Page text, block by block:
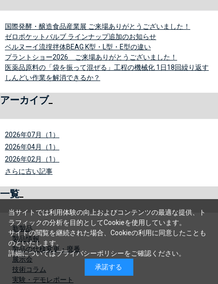
国際発酵・醸造食品産業展 ご来場ありがとうございました！
ゼロポケットバルブ ラインナップ追加のお知らせ
ベルヌーイ流撹拌体BEAG K型・L型・E型の違い
プラントショー2026 ご来場ありがとうございました！
医薬品原料の「袋を振って混ぜる」工程の機械化 1日18回繰り返す
しんどい作業を解消できるか？
アーカイブ
2026年07月（1）
2026年04月（1）
2026年02月（1）
さらに古い記事
一覧
新製品
製品情報
製品の仕様変更・廃番
展示会
技術コラム
実験・デモレポート
当サイトでは利用体験の向上およびコンテンツの最適な提供、ト
ラフィックの分析を目的としてCookieを使用しています。
サイトの閲覧を継続された場合、Cookieの利用に同意したことも
のといたします。
詳細についてはプライバシーポリシーをご確認ください。
承諾する